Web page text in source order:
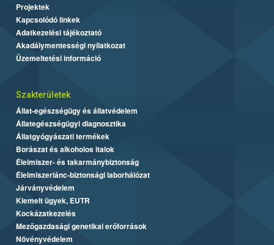
Projektek
Kapcsolódó linkek
Adatkezelési tájékoztató
Akadálymentességi nyilatkozat
Üzemeltetési információ
Szakterületek
Állat-egészségügy és állatvédelem
Állategészségügyi diagnosztika
Állatgyógyászati termékek
Borászat és alkoholos italok
Élelmiszer- és takarmánybiztonság
Élelmiszerlánc-biztonsági laborhálózat
Járványvédelem
Kiemelt ügyek, EUTR
Kockázatkezelés
Mezőgazdasági genetikai erőforrások
Növényvédelem